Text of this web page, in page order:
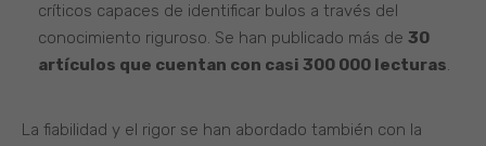
críticos capaces de identificar bulos a través del
conocimiento riguroso. Se han publicado más de 30
artículos que cuentan con casi 300 000 lecturas.
La fiabilidad y el rigor se han abordado también con la